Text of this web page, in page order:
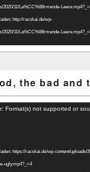
2020/11/La%CC%88rmende-
http://racskai.de/wp-
2020/11/La%CC%88rmende-
the bad and
Format(s) not supported or
https://racskai.de/wp-content/uploads/
ugly.mp4?_=4